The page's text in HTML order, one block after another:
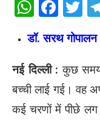
डॉ. सरथ गोपालन
नई दिल्ली : कुछ समय
बच्ची लाई गई। वह
कई चरणों में पीछे लग